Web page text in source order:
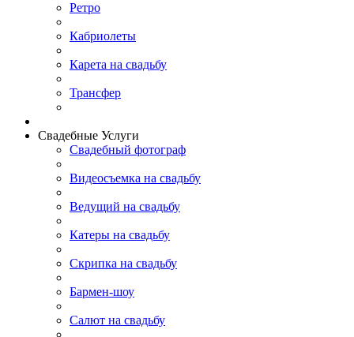
Ретро
Кабриолеты
Карета на свадьбу
Трансфер
Свадебные Услуги
Свадебный фотограф
Видеосъемка на свадьбу
Ведущий на свадьбу
Катеры на свадьбу
Скрипка на свадьбу
Бармен-шоу
Салют на свадьбу